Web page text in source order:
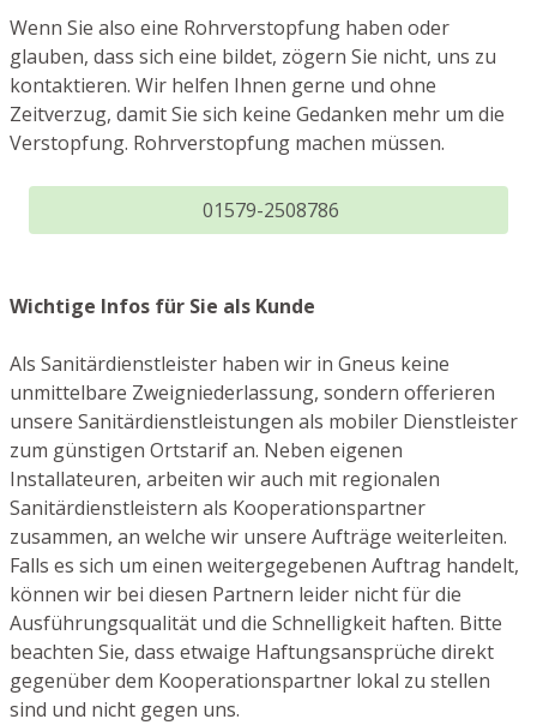
Wenn Sie also eine Rohrverstopfung haben oder
glauben, dass sich eine bildet, zögern Sie nicht, uns zu
kontaktieren. Wir helfen Ihnen gerne und ohne
Zeitverzug, damit Sie sich keine Gedanken mehr um die
Verstopfung. Rohrverstopfung machen müssen.
01579-2508786
Wichtige Infos für Sie als Kunde
Als Sanitärdienstleister haben wir in Gneus keine
unmittelbare Zweigniederlassung, sondern offerieren
unsere Sanitärdienstleistungen als mobiler Dienstleister
zum günstigen Ortstarif an. Neben eigenen
Installateuren, arbeiten wir auch mit regionalen
Sanitärdienstleistern als Kooperationspartner
zusammen, an welche wir unsere Aufträge weiterleiten.
Falls es sich um einen weitergegebenen Auftrag handelt,
können wir bei diesen Partnern leider nicht für die
Ausführungsqualität und die Schnelligkeit haften. Bitte
beachten Sie, dass etwaige Haftungsansprüche direkt
gegenüber dem Kooperationspartner lokal zu stellen
sind und nicht gegen uns.